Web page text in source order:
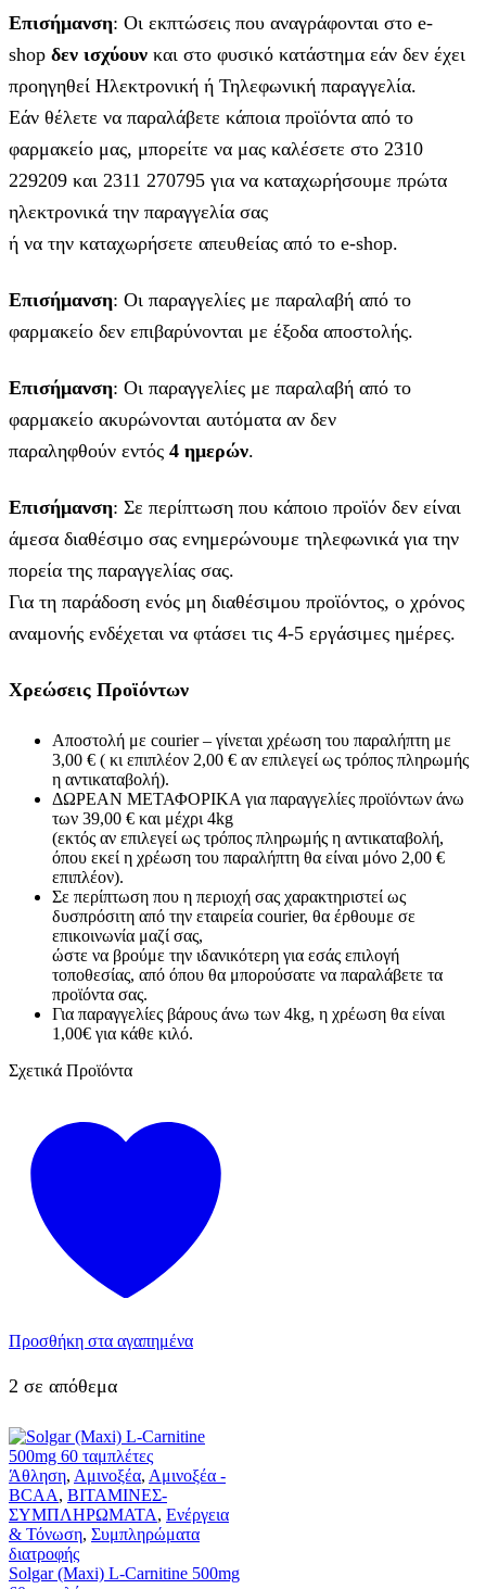
Επισήμανση: Οι εκπτώσεις που αναγράφονται στο e-
shop δεν ισχύουν και στο φυσικό κατάστημα εάν δεν έχει
προηγηθεί Ηλεκτρονική ή Τηλεφωνική παραγγελία.
Εάν θέλετε να παραλάβετε κάποια προϊόντα από το
φαρμακείο μας, μπορείτε να μας καλέσετε στο 2310
229209 και 2311 270795 για να καταχωρήσουμε πρώτα
ηλεκτρονικά την παραγγελία σας
ή να την καταχωρήσετε απευθείας από το e-shop.
Επισήμανση: Οι παραγγελίες με παραλαβή από το
φαρμακείο δεν επιβαρύνονται με έξοδα αποστολής.
Επισήμανση: Οι παραγγελίες με παραλαβή από το
φαρμακείο ακυρώνονται αυτόματα αν δεν
παραληφθούν εντός 4 ημερών.
Επισήμανση: Σε περίπτωση που κάποιο προϊόν δεν είναι
άμεσα διαθέσιμο σας ενημερώνουμε τηλεφωνικά για την
πορεία της παραγγελίας σας.
Για τη παράδοση ενός μη διαθέσιμου προϊόντος, ο χρόνος
αναμονής ενδέχεται να φτάσει τις 4-5 εργάσιμες ημέρες.
Χρεώσεις Προϊόντων
Αποστολή με courier – γίνεται χρέωση του παραλήπτη με
3,00 € ( κι επιπλέον 2,00 € αν επιλεγεί ως τρόπος πληρωμής
η αντικαταβολή).
ΔΩΡΕΑΝ ΜΕΤΑΦΟΡΙΚΑ για παραγγελίες προϊόντων άνω
των 39,00 € και μέχρι 4kg
(εκτός αν επιλεγεί ως τρόπος πληρωμής η αντικαταβολή,
όπου εκεί η χρέωση του παραλήπτη θα είναι μόνο 2,00 €
επιπλέον).
Σε περίπτωση που η περιοχή σας χαρακτηριστεί ως
δυσπρόσιτη από την εταιρεία courier, θα έρθουμε σε
επικοινωνία μαζί σας,
ώστε να βρούμε την ιδανικότερη για εσάς επιλογή
τοποθεσίας, από όπου θα μπορούσατε να παραλάβετε τα
προϊόντα σας.
Για παραγγελίες βάρους άνω των 4kg, η χρέωση θα είναι
1,00€ για κάθε κιλό.
Σχετικά Προϊόντα
Προσθήκη στα αγαπημένα
2 σε απόθεμα
Άθληση, Αμινοξέα, Αμινοξέα -
BCAA, ΒΙΤΑΜΙΝΕΣ-
ΣΥΜΠΛΗΡΩΜΑΤΑ, Ενέργεια
& Τόνωση, Συμπληρώματα
διατροφής
Solgar (Maxi) L-Carnitine 500mg